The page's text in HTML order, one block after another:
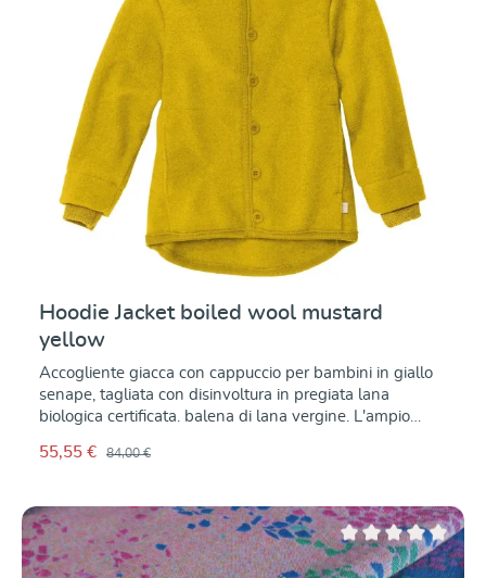
proprietà riscaldanti della lana. Il cappuccio, la nuca e la
zona delle spalle sono foderati con un sottile jersey di
cotone biologico.
Hoodie Jacket boiled wool mustard
yellow
Accogliente giacca con cappuccio per bambini in giallo
senape, tagliata con disinvoltura in pregiata lana
biologica certificata. balena di lana vergine. L'ampio
Due Le tasche offrono spazio per i piccoli tesori. Con il I
pratica. La lana balena realizzata in lana merino è
traspirante, termoregolatrice e, per fortuna, anche
repellente allo sporco. Con il vostro bambino è sempre
ben vestito, in qualsiasi stagione. in tutte le stagioni, con
55,55 € 84,00 €
Valutazione media di